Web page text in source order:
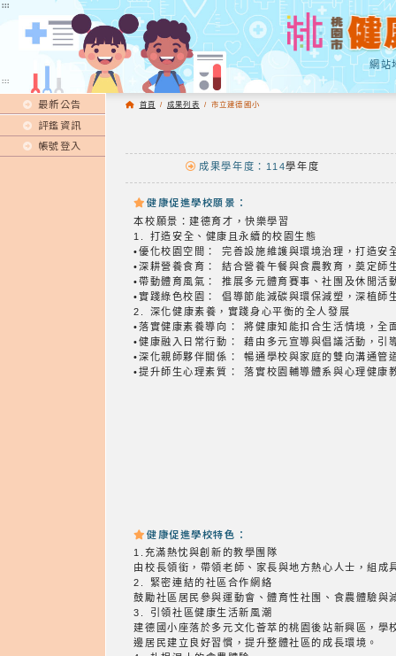
:::
網站
:::
最新公告
評鑑資訊
帳號登入
首頁 / 成果列表 / 市立建德國小
成果學年度：114學年度
健康促進學校願景：
本校願景：建德育才，快樂學習
1. 打造安全、健康且永續的校園生態
•優化校園空間： 完善設施維護與環境治理，打造安
•深耕營養食育： 結合營養午餐與食農教育，奠定師
•帶動體育風氣： 推展多元體育賽事、社團及休閒活
•實踐綠色校園： 倡導節能減碳與環保減塑，深植師
2. 深化健康素養，實踐身心平衡的全人發展
•落實健康素養導向： 將健康知能扣合生活情境，全
•健康融入日常行動： 藉由多元宣導與倡議活動，引
•深化親師夥伴關係： 暢通學校與家庭的雙向溝通管
•提升師生心理素質： 落實校園輔導體系與心理健康
健康促進學校特色：
1.充滿熱忱與創新的教學團隊
由校長領銜，帶領老師、家長與地方熱心人士，組
2. 緊密連結的社區合作網絡
鼓勵社區居民參與運動會、體育性社團、食農體驗
3. 引領社區健康生活新風潮
建德國小座落於多元文化薈萃的桃園後站新興區，
邊居民建立良好習慣，提升整體社區的成長環境。
:::